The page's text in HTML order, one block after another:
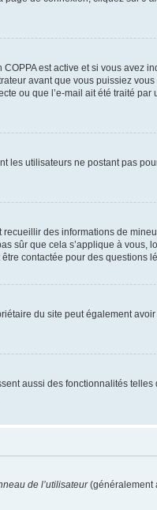
est active et si vous avez
avant que vous puissiez
ou que l’e-mail ait été traité
les utilisateurs ne postant pas
des informations de
sûr que cela s’applique à
contactée pour des questions
du site peut également
aussi des fonctionnalités
de l’utilisateur(généralement